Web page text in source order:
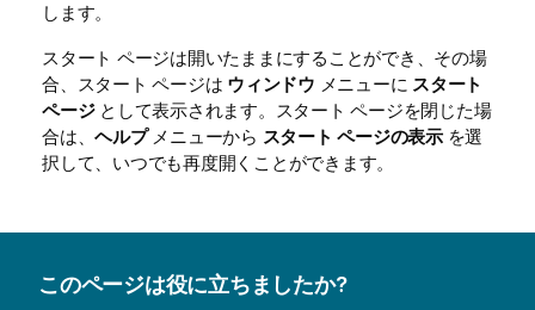
します。
スタート ページは開いたままにすることができ、その場
合、スタート ページは ウィンドウ メニューに スタート
ページとして表示されます。スタート ページを閉じた場
合は、ヘルプメニューから スタート ページの表示を選
択して、いつでも再度開くことができます。
このページは役に立ちましたか?